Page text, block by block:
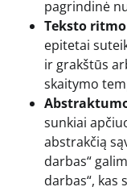
pagrindinė
Teksto
epitetai
ir grakštūs
skaitymo
sunkiai
abstrakčią
darbas“
darbas“,